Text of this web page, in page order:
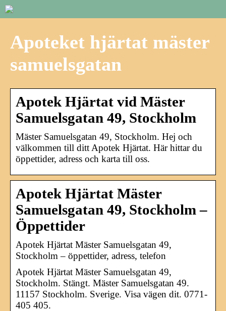
Apoteket hjärtat mäster
samuelsgatan
Apotek Hjärtat vid Mäster
Samuelsgatan 49, Stockholm
Mäster Samuelsgatan 49, Stockholm. Hej och
välkommen till ditt Apotek Hjärtat. Här hittar du
öppettider, adress och karta till oss.
Apotek Hjärtat Mäster
Samuelsgatan 49, Stockholm –
Öppettider
Apotek Hjärtat Mäster Samuelsgatan 49,
Stockholm – öppettider, adress, telefon
Apotek Hjärtat Mäster Samuelsgatan 49,
Stockholm. Stängt. Mäster Samuelsgatan 49.
11157 Stockholm. Sverige. Visa vägen dit. 0771-
405 405.